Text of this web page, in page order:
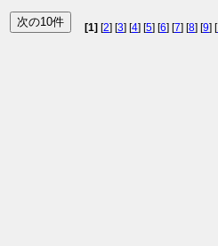
[1] [2] [3] [4] [5] [6] [7] [8] [9] [